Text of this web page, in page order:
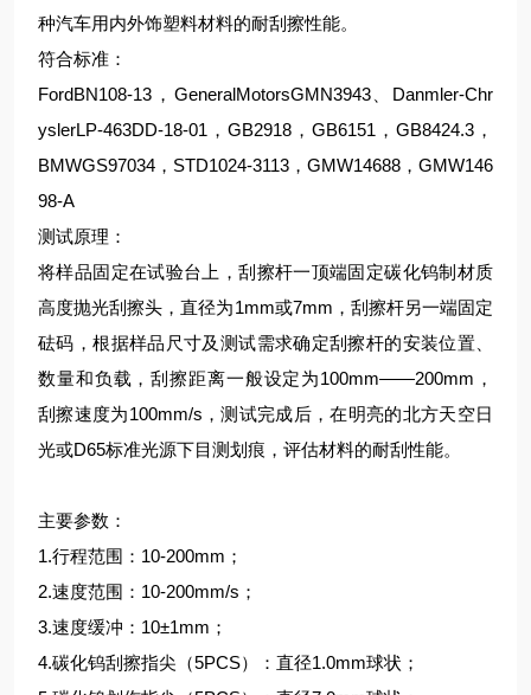
种汽车用内外饰塑料材料的耐刮擦性能。
符合标准：
FordBN108-13，GeneralMotorsGMN3943、Danmler-Chr
yslerLP-463DD-18-01，GB2918，GB6151，GB8424.3，
BMWGS97034，STD1024-3113，GMW14688，GMW146
98-A
测试原理：
将样品固定在试验台上，刮擦杆一顶端固定碳化钨制材质
高度抛光刮擦头，直径为1mm或7mm，刮擦杆另一端固定
砝码，根据样品尺寸及测试需求确定刮擦杆的安装位置、
数量和负载，刮擦距离一般设定为100mm——200mm，
刮擦速度为100mm/s，测试完成后，在明亮的北方天空日
光或D65标准光源下目测划痕，评估材料的耐刮性能。
主要参数：
1.行程范围：10-200mm；
2.速度范围：10-200mm/s；
3.速度缓冲：10±1mm；
4.碳化钨刮擦指尖（5PCS）：直径1.0mm球状；